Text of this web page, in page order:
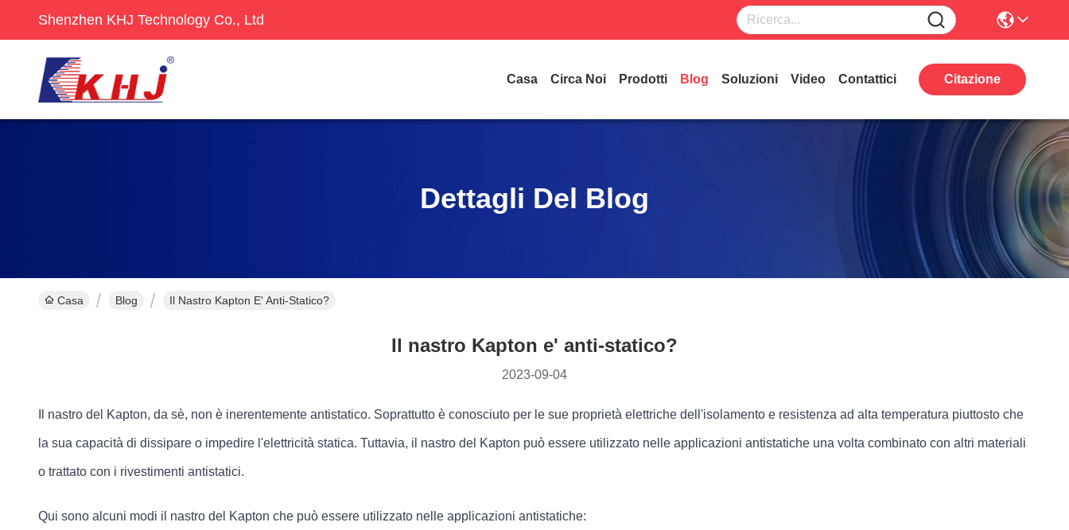
Shenzhen KHJ Technology Co., Ltd
Casa Circa Noi Prodotti Blog Soluzioni Video Contattici Citazione
Dettagli Del Blog
Casa Blog Il Nastro Kapton E' Anti-Statico?
Il nastro Kapton e' anti-statico?
2023-09-04
Il nastro del Kapton, da sè, non è inerentemente antistatico. Soprattutto è conosciuto per le sue proprietà elettriche dell'isolamento e resistenza ad alta temperatura piuttosto che
la sua capacità di dissipare o impedire l'elettricità statica. Tuttavia, il nastro del Kapton può essere utilizzato nelle applicazioni antistatiche una volta combinato con altri materiali
o trattato con i rivestimenti antistatici.
Qui sono alcuni modi il nastro del Kapton che può essere utilizzato nelle applicazioni antistatiche: